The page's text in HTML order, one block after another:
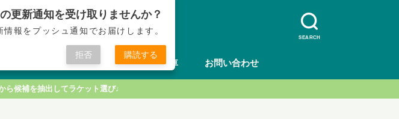
SEARCH
奮闘記
テニス練習方法 車 お問い合わせ
ら候補を抽出してラケット選び♩
更新通知を受け取りませんか？
報をプッシュ通知でお届けします。
拒否 購読する